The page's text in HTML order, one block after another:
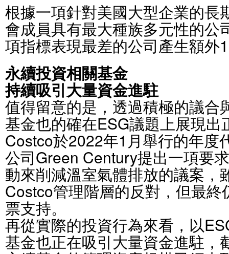
根據一項針對美國大型企業的長
會成員具有最大種族多元性的公
項指標表現最差的公司產生額外
永續投資相關基金
持續吸引大量資金進駐
值得留意的是，透過積極的議合
基金也的確在ESG議題上展現出
Costco於2022年1月舉行的年度
公司Green Century提出一項要
動來削減溫室氣體排放的議案，
Costco管理階層的反對，但最
票支持。
再從實際的投資行為來看，以
基金也正在吸引大量資金進駐，